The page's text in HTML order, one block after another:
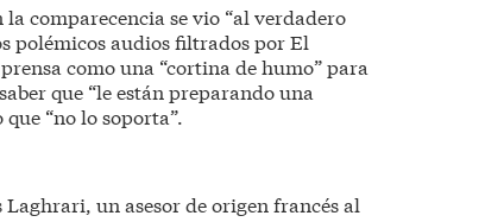
comparecencia se vio “al verdadero
polémicos audios filtrados por El
como una “cortina de humo” para
que “le están preparando una
“no lo soporta”.
un asesor de origen francés al